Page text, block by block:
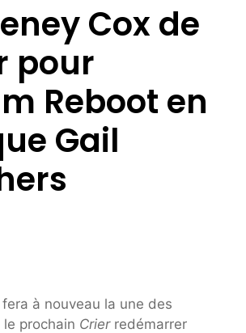
Cox de
pour
Reboot en
Gail
à nouveau la une des
prochain Crierredémarrer